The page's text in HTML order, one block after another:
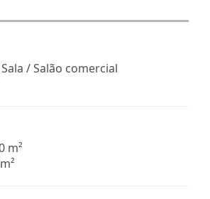
/ Salão comercial
m²